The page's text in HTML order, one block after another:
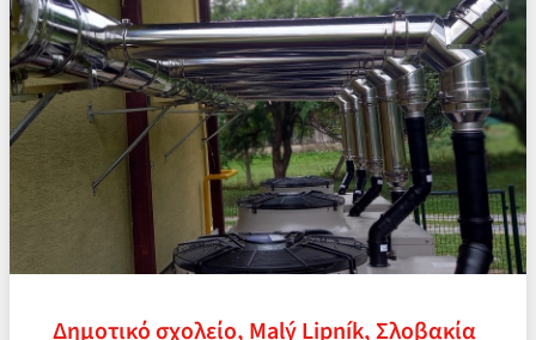
Δημοτικό σχολείο, Malý Lipník, Σλοβακία